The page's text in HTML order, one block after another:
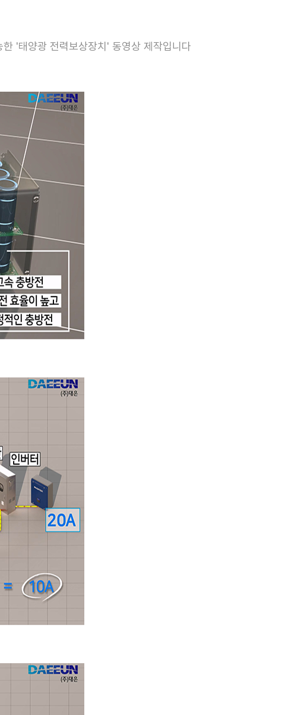
'태양광 전력보상장치' 동영상 제작입니다